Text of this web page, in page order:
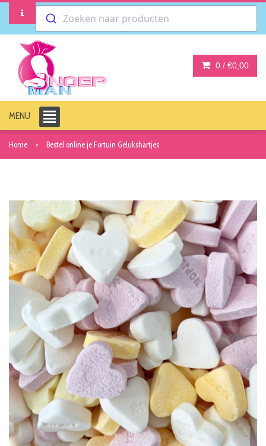
Zoeken naar producten
0 / €0,00
MENU
Home Bestel online je Fortuin Gelukshartjes